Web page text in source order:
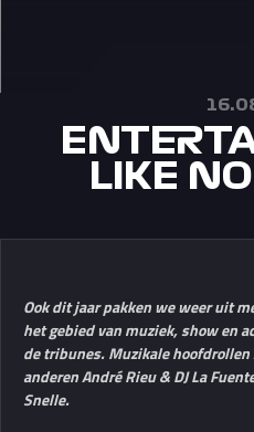
LIKE
Ook dit jaar pakken we weer uit
het gebied van muziek, show en
de tribunes. Muzikale hoofdrollen
anderen André Rieu & DJ La
Snelle.